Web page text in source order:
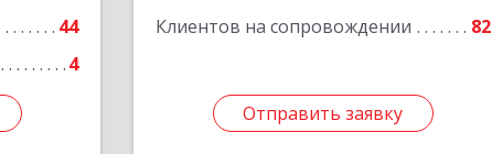
44
4
Клиентов на сопровождении 82
Отправить заявку
Подробнее
Отправить заявку